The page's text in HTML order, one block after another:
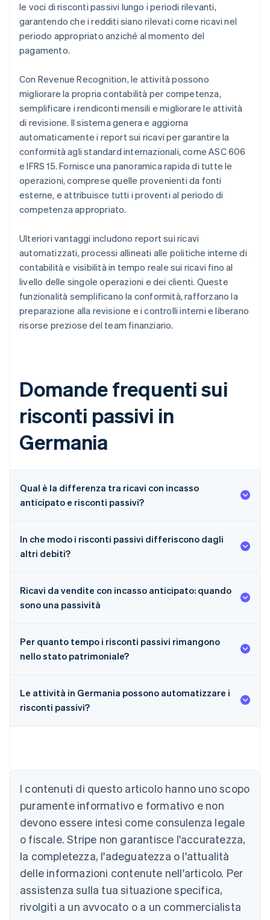
le voci di risconti passivi lungo i periodi rilevanti,
garantendo che i redditi siano rilevati come ricavi nel
periodo appropriato anziché al momento del
pagamento.
Con Revenue Recognition, le attività possono
migliorare la propria contabilità per competenza,
semplificare i rendiconti mensili e migliorare le attività
di revisione. Il sistema genera e aggiorna
automaticamente i report sui ricavi per garantire la
conformità agli standard internazionali, come ASC 606
e IFRS 15. Fornisce una panoramica rapida di tutte le
operazioni, comprese quelle provenienti da fonti
esterne, e attribuisce tutti i proventi al periodo di
competenza appropriato.
Ulteriori vantaggi includono report sui ricavi
automatizzati, processi allineati alle politiche interne di
contabilità e visibilità in tempo reale sui ricavi fino al
livello delle singole operazioni e dei clienti. Queste
funzionalità semplificano la conformità, rafforzano la
preparazione alla revisione e i controlli interni e liberano
risorse preziose del team finanziario.
Domande frequenti sui
risconti passivi in
Germania
Qual è la differenza tra ricavi con incasso
anticipato e risconti passivi?
In che modo i risconti passivi differiscono dagli
altri debiti?
Ricavi da vendite con incasso anticipato: quando
sono una passività
Per quanto tempo i risconti passivi rimangono
nello stato patrimoniale?
Le attività in Germania possono automatizzare i
risconti passivi?
I contenuti di questo articolo hanno uno scopo
puramente informativo e formativo e non
devono essere intesi come consulenza legale
o fiscale. Stripe non garantisce l'accuratezza,
la completezza, l'adeguatezza o l'attualità
delle informazioni contenute nell'articolo. Per
assistenza sulla tua situazione specifica,
rivolgiti a un avvocato o a un commercialista
English
Austria
Deutsch English
Belgio
NederlandsFrançaisDeutschEnglish
PortuguêsEnglish
Bulgaria
English
Canada
English Français
Cina continentale